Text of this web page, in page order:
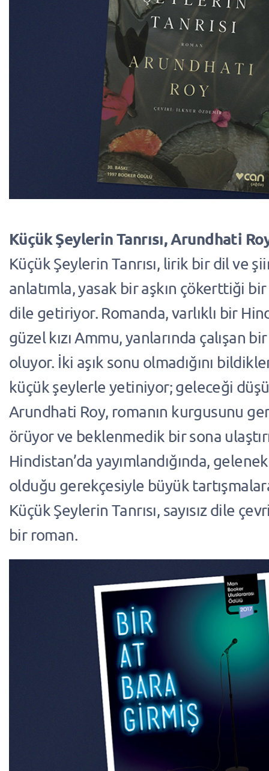
Küçük Şeylerin Tanrısı, Arundhati
Küçük Şeylerin Tanrısı, lirik bir dil ve
anlatımla, yasak bir aşkın çökerttiği bir
dile getiriyor. Romanda, varlıklı bir
güzel kızı Ammu, yanlarında çalışan
oluyor. İki aşık sonu olmadığını
küçük şeylerle yetiniyor; geleceği
Arundhati Roy, romanın kurgusunu
örüyor ve beklenmedik bir sona
Hindistan’da yayımlandığında,
olduğu gerekçesiyle büyük
Küçük Şeylerin Tanrısı, sayısız dile
bir roman.